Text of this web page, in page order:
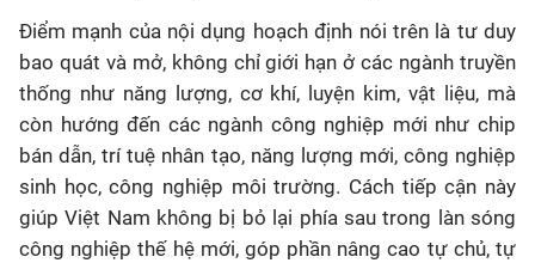
Điểm mạnh của nội dụng hoạch định nói trên là tư duy
bao quát và mở, không chỉ giới hạn ở các ngành truyền
thống như năng lượng, cơ khí, luyện kim, vật liệu, mà
còn hướng đến các ngành công nghiệp mới như chip
bán dẫn, trí tuệ nhân tạo, năng lượng mới, công nghiệp
sinh học, công nghiệp môi trường. Cách tiếp cận này
giúp Việt Nam không bị bỏ lại phía sau trong làn sóng
công nghiệp thế hệ mới, góp phần nâng cao tự chủ, tự